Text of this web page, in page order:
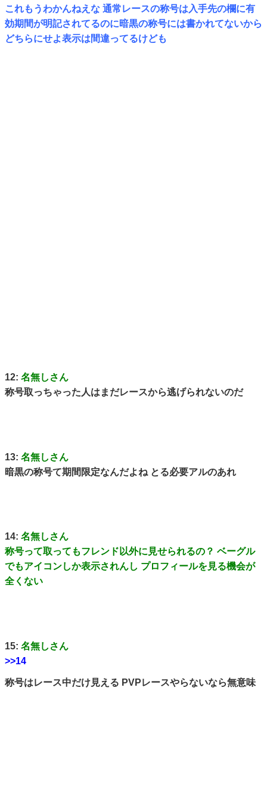
これもうわかんねえな 通常レースの称号は入手先の欄に有
効期間が明記されてるのに暗黒の称号には書かれてないから
どちらにせよ表示は間違ってるけども
12: 名無しさん
称号取っちゃった人はまだレースから逃げられないのだ
13: 名無しさん
暗黒の称号て期間限定なんだよね とる必要アルのあれ
14: 名無しさん
称号って取ってもフレンド以外に見せられるの？ ベーグル
でもアイコンしか表示されんし プロフィールを見る機会が
全くない
15: 名無しさん
>>14
称号はレース中だけ見える PVPレースやらないなら無意味